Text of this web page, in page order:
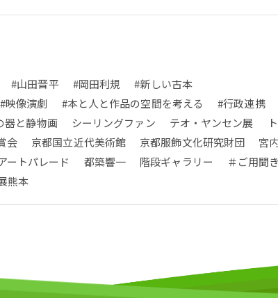
#山田晋平 #岡田利規
#新しい古本
#映像演劇 #本と人と作品の空間を考える #行政連携
器と静物画 シーリングファン テオ・ヤンセン展
会 京都国立近代美術館 京都服飾文化研究財団
宮
ートパレード 都築響一 階段ギャラリー
＃ご用聞き
熊本